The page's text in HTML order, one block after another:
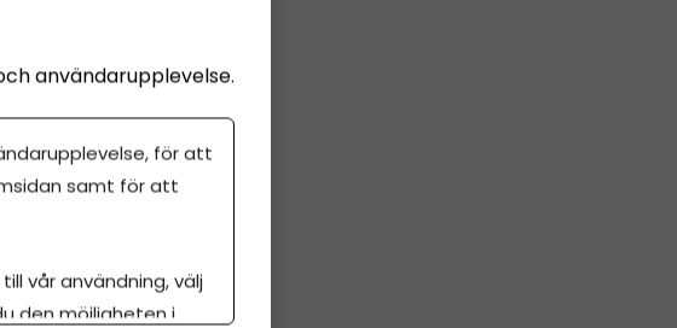
användarupplevelse.
för att
samt för att
vår användning, välj
den möjligheten i